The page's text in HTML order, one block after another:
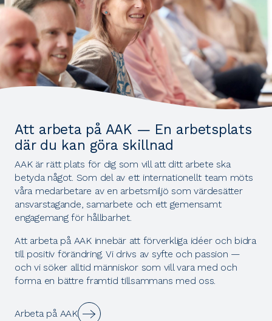
Att arbeta på AAK — En arbetsplats
där du kan göra skillnad
AAK är rätt plats för dig som vill att ditt arbete ska
betyda något. Som del av ett internationellt team möts
våra medarbetare av en arbetsmiljö som värdesätter
ansvarstagande, samarbete och ett gemensamt
engagemang för hållbarhet.
Att arbeta på AAK innebär att förverkliga idéer och bidra
till positiv förändring. Vi drivs av syfte och passion —
och vi söker alltid människor som vill vara med och
forma en bättre framtid tillsammans med oss.
Arbeta på AAK